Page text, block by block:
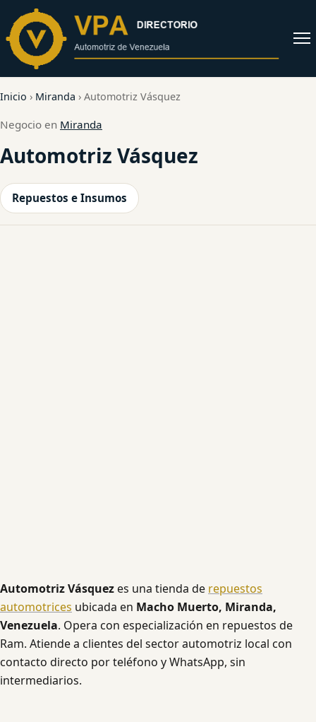
contenido
Abrir
Inicio › Miranda › Automotriz Vásquez
Negocio en Miranda
Automotriz Vásquez
Repuestos e Insumos
Automotriz Vásquezes una tienda de repuestos
automotrices ubicada en Macho Muerto, Miranda,
Venezuela. Opera con especialización en repuestos de
Ram. Atiende a clientes del sector automotriz local con
contacto directo por teléfono y WhatsApp, sin
intermediarios.